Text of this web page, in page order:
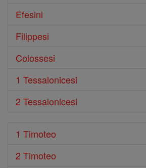
Efesini
Filippesi
Colossesi
1 Tessalonicesi
2 Tessalonicesi
1 Timoteo
2 Timoteo